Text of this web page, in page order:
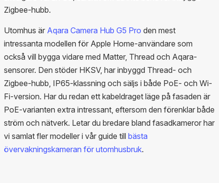
Zigbee-hubb.
Utomhus är Aqara Camera Hub G5 Pro den mest
intressanta modellen för Apple Home-användare som
också vill bygga vidare med Matter, Thread och Aqara-
sensorer. Den stöder HKSV, har inbyggd Thread- och
Zigbee-hubb, IP65-klassning och säljs i både PoE- och Wi-
Fi-version. Har du redan ett kabeldraget läge på fasaden är
PoE-varianten extra intressant, eftersom den förenklar både
ström och nätverk. Letar du bredare bland fasadkameror har
vi samlat fler modeller i vår guide till bästa
övervakningskameran för utomhusbruk.